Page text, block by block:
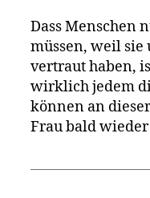
Dass Menschen
müssen, weil sie
vertraut haben,
wirklich jedem
können an
Frau bald